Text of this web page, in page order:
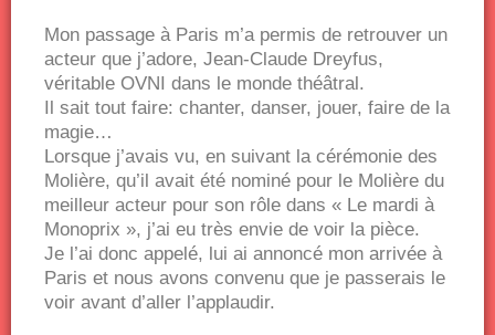
Mon passage à Paris m’a permis de retrouver un
acteur que j’adore, Jean-Claude Dreyfus,
véritable OVNI dans le monde théâtral.
Il sait tout faire: chanter, danser, jouer, faire de la
magie…
Lorsque j’avais vu, en suivant la cérémonie des
Molière, qu’il avait été nominé pour le Molière du
meilleur acteur pour son rôle dans « Le mardi à
Monoprix », j’ai eu très envie de voir la pièce.
Je l’ai donc appelé, lui ai annoncé mon arrivée à
Paris et nous avons convenu que je passerais le
voir avant d’aller l’applaudir.